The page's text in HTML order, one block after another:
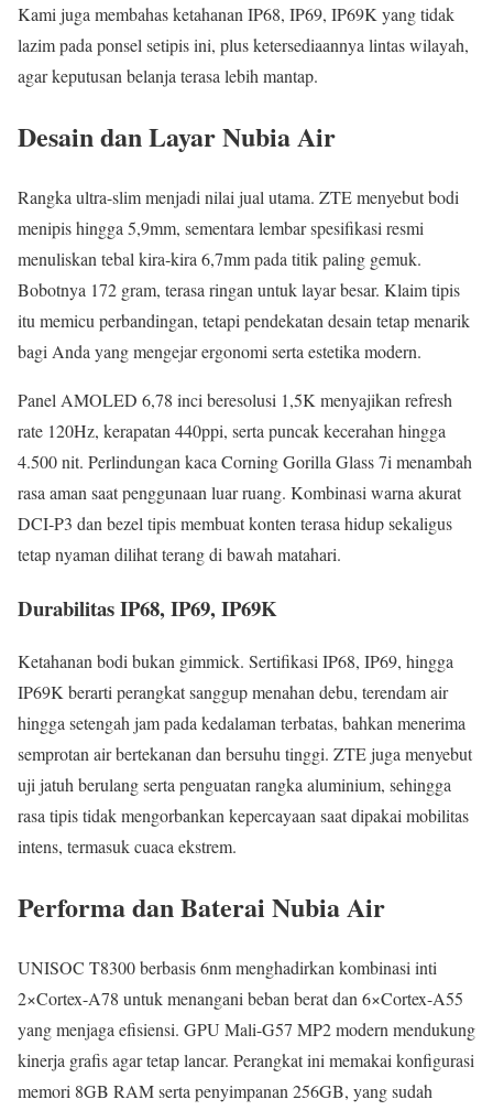
Kami juga membahas ketahanan IP68, IP69, IP69K yang tidak
lazim pada ponsel setipis ini, plus ketersediaannya lintas wilayah,
agar keputusan belanja terasa lebih mantap.
Desain dan Layar Nubia Air
Rangka ultra-slim menjadi nilai jual utama. ZTE menyebut bodi
menipis hingga 5,9mm, sementara lembar spesifikasi resmi
menuliskan tebal kira‑kira 6,7mm pada titik paling gemuk.
Bobotnya 172 gram, terasa ringan untuk layar besar. Klaim tipis
itu memicu perbandingan, tetapi pendekatan desain tetap menarik
bagi Anda yang mengejar ergonomi serta estetika modern.
Panel AMOLED 6,78 inci beresolusi 1,5K menyajikan refresh
rate 120Hz, kerapatan 440ppi, serta puncak kecerahan hingga
4.500 nit. Perlindungan kaca Corning Gorilla Glass 7i menambah
rasa aman saat penggunaan luar ruang. Kombinasi warna akurat
DCI‑P3 dan bezel tipis membuat konten terasa hidup sekaligus
tetap nyaman dilihat terang di bawah matahari.
Durabilitas IP68, IP69, IP69K
Ketahanan bodi bukan gimmick. Sertifikasi IP68, IP69, hingga
IP69K berarti perangkat sanggup menahan debu, terendam air
hingga setengah jam pada kedalaman terbatas, bahkan menerima
semprotan air bertekanan dan bersuhu tinggi. ZTE juga menyebut
uji jatuh berulang serta penguatan rangka aluminium, sehingga
rasa tipis tidak mengorbankan kepercayaan saat dipakai mobilitas
intens, termasuk cuaca ekstrem.
Performa dan Baterai Nubia Air
UNISOC T8300 berbasis 6nm menghadirkan kombinasi inti
2×Cortex-A78 untuk menangani beban berat dan 6×Cortex-A55
yang menjaga efisiensi. GPU Mali-G57 MP2 modern mendukung
kinerja grafis agar tetap lancar. Perangkat ini memakai konfigurasi
memori 8GB RAM serta penyimpanan 256GB, yang sudah